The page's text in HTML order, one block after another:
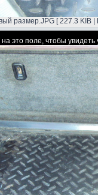
размер.JPG [ 227.3 KIB
это поле, чтобы